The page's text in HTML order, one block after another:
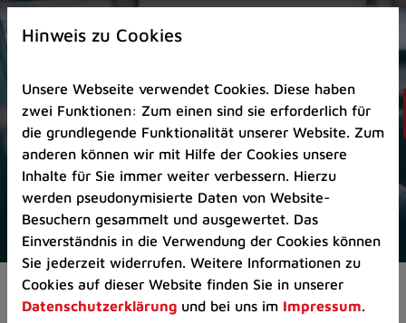
Zur
Startseite
Zum
Seitenanfang
springen
(Schnelltaste
A)
Zur
Navigation/Menü
springen
(Schnelltaste
M)
Zur
Pressemeldungen
Hinweis zu Cookies
Unsere Webseite verwendet Cookies. Diese haben
zwei Funktionen: Zum einen sind sie erforderlich für
die grundlegende Funktionalität unserer Website. Zum
anderen können wir mit Hilfe der Cookies unsere
Inhalte für Sie immer weiter verbessern. Hierzu
werden pseudonymisierte Daten von Website-
Besuchern gesammelt und ausgewertet. Das
Einverständnis in die Verwendung der Cookies können
Sie jederzeit widerrufen. Weitere Informationen zu
Cookies auf dieser Website finden Sie in unserer
Datenschutzerklärung und bei uns im Impressum.